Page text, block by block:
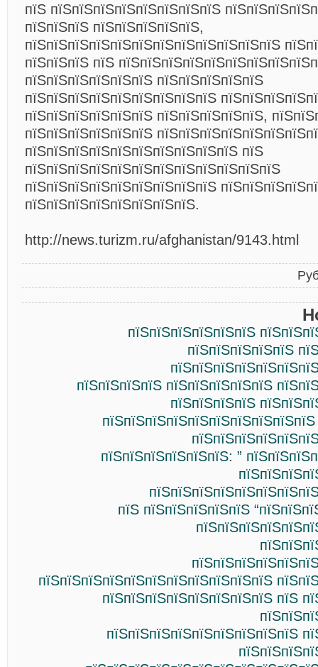
пїЅ пїЅпїЅпїЅпїЅпїЅпїЅпїЅпїЅ
пїЅпїЅпїЅ пїЅпїЅпїЅпїЅпїЅ,
пїЅпїЅпїЅпїЅпїЅпїЅпїЅпїЅпїЅпїЅпїЅпїЅ
пїЅпїЅпїЅ пїЅ
пїЅпїЅпїЅпїЅпїЅпїЅ пїЅпїЅпїЅпїЅпїЅ
пїЅпїЅпїЅпїЅпїЅпїЅпїЅпїЅпїЅ
пїЅпїЅпїЅпїЅпїЅпїЅ пїЅпїЅпїЅпїЅпїЅ,
пїЅпїЅпїЅпїЅпїЅпїЅ
пїЅпїЅпїЅпїЅпїЅпїЅпїЅпїЅпїЅпїЅ пїЅ
пїЅпїЅпїЅпїЅпїЅпїЅпїЅпїЅпїЅпїЅпїЅпїЅ
пїЅпїЅпїЅпїЅпїЅпїЅпїЅпїЅпїЅ
пїЅпїЅпїЅпїЅпїЅпїЅпїЅпїЅ.
http://news.turizm.ru/afghanistan/9143.html
пїЅпїЅпїЅпїЅпїЅпїЅ
пїЅпїЅпїЅпїЅпїЅ
пїЅпїЅпїЅпїЅ пїЅпїЅпїЅпїЅпїЅ
пїЅпїЅпїЅпїЅ
пїЅпїЅпїЅпїЅпїЅпїЅ: ”
пїЅ пїЅпїЅпїЅпїЅпїЅ
пїЅпїЅпїЅпїЅпїЅпїЅпїЅпїЅпїЅпїЅпїЅ
пїЅпїЅпїЅпїЅпїЅпїЅпїЅпїЅ пїЅ
пїЅпїЅпїЅпїЅпїЅпїЅпїЅпїЅпїЅ